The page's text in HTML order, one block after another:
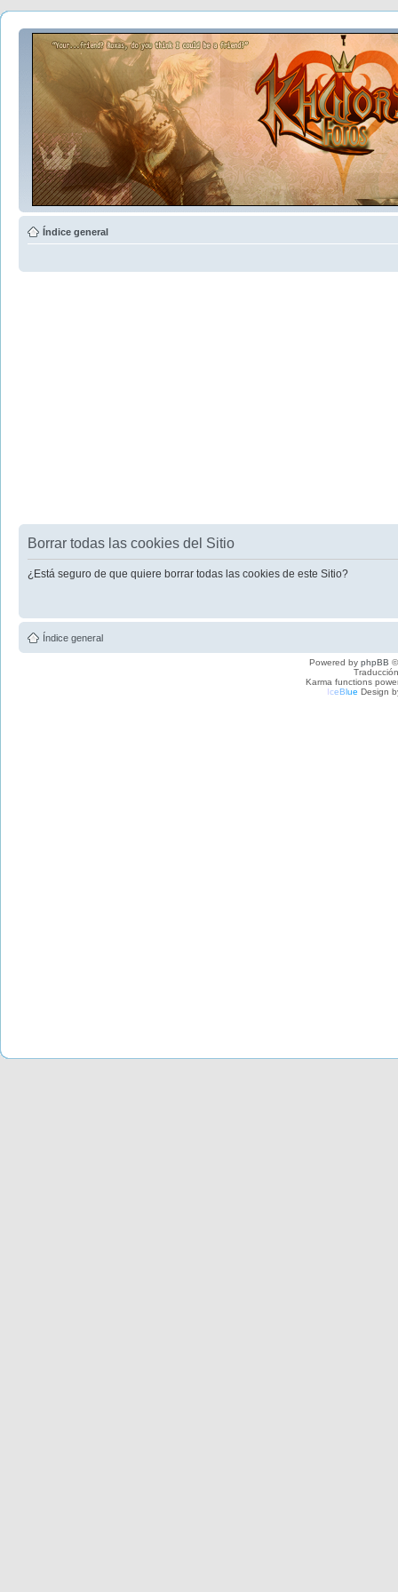
Índice general
Borrar todas las cookies del Sitio
¿Está seguro de que quiere borrar todas las cookies de este Sitio?
Índice general
Powered by phpBB
Karma functions
IceBlue Design